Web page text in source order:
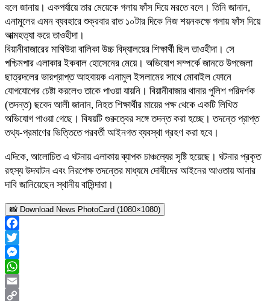
বলে জানায়। একপর্যায়ে তার মেয়েকে গলায় ফাঁস দিয়ে মরতে বলে। তিনি জানান,
এনামুলের এমন ব্যবহারে শুক্রবার রাত ১০টার দিকে নিজ শয়নকক্ষে গলায় ফাঁস দিয়ে
আত্মহত্যা করে তাওহীদা।
বিয়ানীবাজারের মাথিউরা বালিকা উচ্চ বিদ্যালয়ের শিক্ষার্থী ছিল তাওহীদা। সে
পশ্চিমপার এলাকার ইকবাল হোসেনের মেয়ে। অভিযোগ সম্পর্কে জানতে উপজেলা
ছাত্রদলের ভারপ্রাপ্ত আহবায়ক এনামুল ইসলামের সাথে মোবাইল ফোনে
যোগযোগের চেষ্টা করলেও তাকে পাওয়া যায়নি। বিয়ানীবাজার থানার পুলিশ পরিদর্শক
(তদন্ত) ছবেদ আলী জানান, নিহত শিক্ষার্থীর মায়ের পক্ষ থেকে একটি লিখিত
অভিযোগ পাওয়া গেছে। বিষয়টি গুরুত্বের সঙ্গে তদন্ত করা হচ্ছে। তদন্তে প্রাপ্ত
তথ্য-প্রমাণের ভিত্তিতে পরবর্তী আইনগত ব্যবস্থা গ্রহণ করা হবে।
এদিকে, আলোচিত এ ঘটনায় এলাকায় ব্যাপক চাঞ্চল্যের সৃষ্টি হয়েছে। ঘটনার প্রকৃত
রহস্য উদঘাটন এবং নিরপেক্ষ তদন্তের মাধ্যমে দোষীদের আইনের আওতায় আনার
দাবি জানিয়েছেন স্থানীয় বাসিন্দারা।
📸 Download News PhotoCard (1080×1080)
Facebook
Twitter
Messenger
WhatsApp
Email